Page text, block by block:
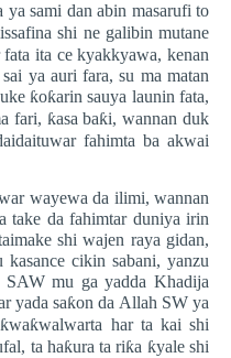
ya sami dan abin masarufi to
shi ne galibin mutane
ita ce kyakkyawa, kenan
ya auri fara, su ma matan
ƙoƙarin sauya launin fata,
fari, ƙasa baƙi, wannan duk
fahimta ba akwai
wayewa da ilimi, wannan
take da fahimtar duniya irin
shi wajen raya gidan,
cikin sabani, yanzu
mu ga yadda Khadija
yada saƙon da Allah SW ya
ƙwaƙwalwarta har ta kai shi
ta haƙura ta riƙa ƙyale shi